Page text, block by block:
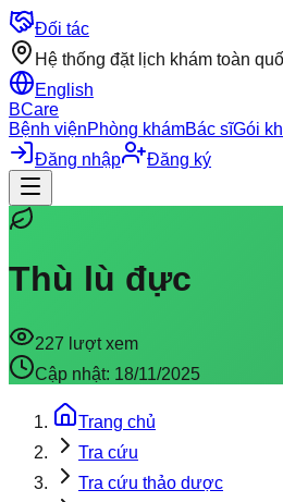
Đối tác
Hệ thống đặt lịch khám toàn
English
BCare
Bệnh việnPhòng khámBác sĩGói
Đăng nhập
Đăng ký
Thù lù đực
227 lượt xem
Cập nhật: 18/11/2025
Trang chủ
Tra cứu
Tra cứu thảo dược